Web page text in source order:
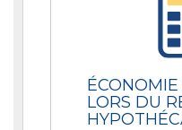
ÉCONOMIE
LORS DU